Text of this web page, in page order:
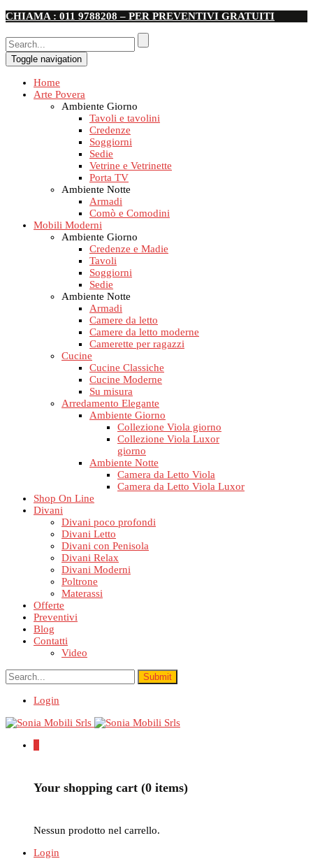
CHIAMA : 011 9788208 – PER PREVENTIVI GRATUITI
Toggle navigation
Home
Arte Povera
Ambiente Giorno
Tavoli e tavolini
Credenze
Soggiorni
Sedie
Vetrine e Vetrinette
Porta TV
Ambiente Notte
Armadi
Comò e Comodini
Mobili Moderni
Ambiente Giorno
Credenze e Madie
Tavoli
Soggiorni
Sedie
Ambiente Notte
Armadi
Camere da letto
Camere da letto moderne
Camerette per ragazzi
Cucine
Cucine Classiche
Cucine Moderne
Su misura
Arredamento Elegante
Ambiente Giorno
Collezione Viola giorno
Collezione Viola Luxor
giorno
Ambiente Notte
Camera da Letto Viola
Camera da Letto Viola Luxor
Shop On Line
Divani
Divani poco profondi
Divani Letto
Divani con Penisola
Divani Relax
Divani Moderni
Poltrone
Materassi
Offerte
Preventivi
Blog
Contatti
Video
Login
Your shopping cart (0 items)
Nessun prodotto nel carrello.
Login